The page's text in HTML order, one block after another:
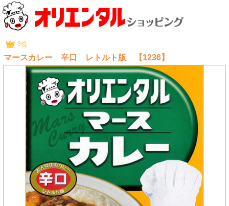
3位
マースカレー 辛口 レトルト版 【1236】